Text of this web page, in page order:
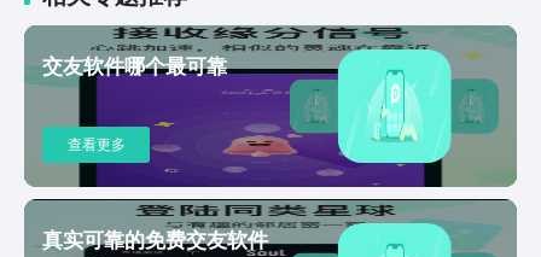
交友软件哪个最可靠
查看更多
真实可靠的免费交友软件